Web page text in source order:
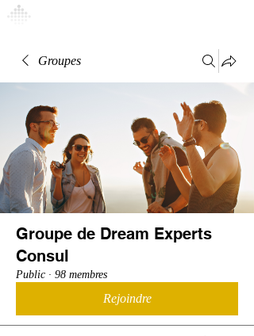
Groupes
Groupe de Dream Experts
Consul
Public · 98 membres
Rejoindre